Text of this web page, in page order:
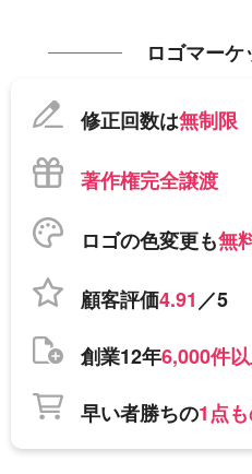
ロゴマー
修正回数は無制限
著作権完全譲渡
ロゴの色変更も無
顧客評価4.91／5
創業12年6,000件
早い者勝ちの1点